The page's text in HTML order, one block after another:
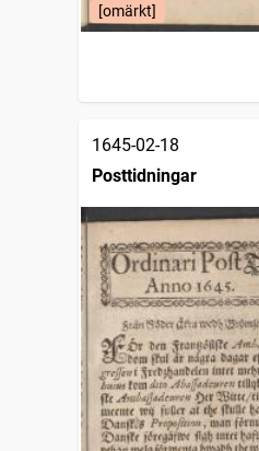
[omärkt]
1645-02-18
Posttidningar